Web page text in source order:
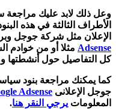
وعل ذلك لابد عليك مراجعة
الأطراف الثالثة في هذه
الإعلان مثل شركة جوجل
Adsense مثلا أو من خوادم
كل التفاصيل حول أنشطتها
كما يمكنك مراجعة بنود
جوجل الإعلانى Adsense
المعلومات يرجي النقر هنا.